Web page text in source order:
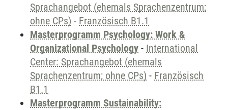
Sprachangebot (ehemals Sprachenzentrum;
ohne CPs) - Französisch B1.1
Masterprogramm Psychology: Work &
Organizational Psychology - International
Center: Sprachangebot (ehemals
Sprachenzentrum; ohne CPs) - Französisch
B1.1
Masterprogramm Sustainability: